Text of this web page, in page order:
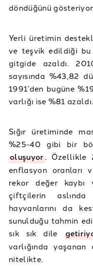
döndüğünü
Yerli üretimin
ve teşvik edildiği bu
gitgide azaldı.
sayısında %43,82
1991’den bugüne
varlığı ise %81 azaldı.
Sığır üretiminde
%25-40 gibi bir
oluşuyor. Özellikle
enflasyon oranları
rekor değer kaybı
çiftçilerin
hayvanlarını da
sunulduğu tahmin
sık sık dile
varlığında
nitelikte.